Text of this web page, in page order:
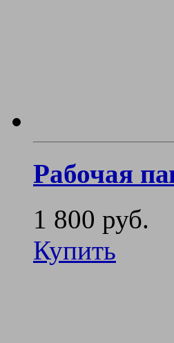
Рабочая
1 800 руб.
Купить